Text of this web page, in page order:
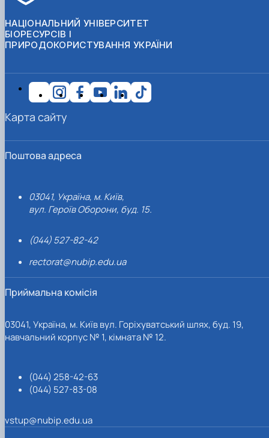
НАЦІОНАЛЬНИЙ УНІВЕРСИТЕТ
БІОРЕСУРСІВ І
ПРИРОДОКОРИСТУВАННЯ УКРАЇНИ
Поштова адреса
03041, Україна, м. Київ,
вул. Героїв Оборони, буд. 15.
(044) 527-82-42
rectorat@nubip.edu.ua
Приймальна комісія
03041, Україна, м. Київ вул. Горіхуватський шлях, буд. 19,
навчальний корпус № 1, кімната № 12.
(044) 258-42-63
(044) 527-83-08
vstup@nubip.edu.ua
Карта сайту